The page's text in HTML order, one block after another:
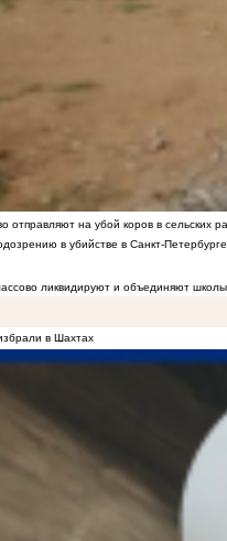
на убой коров в сельских
в убийстве в Санкт-Петербурге
ликвидируют и объединяют
в Шахтах